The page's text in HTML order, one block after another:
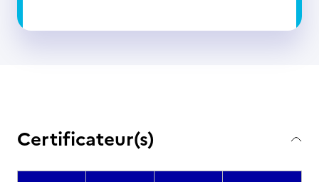
Certificateur(s)